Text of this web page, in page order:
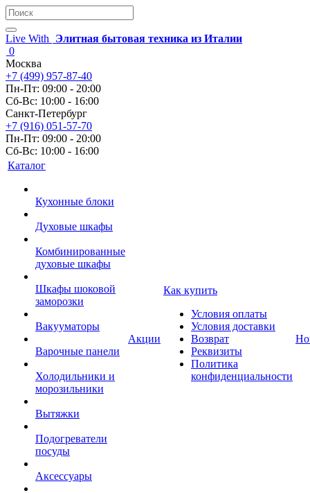
Live With
Элитная бытовая техника из Италии
0
Москва
+7 (499) 957-87-40
Пн-Пт: 09:00 - 20:00
Сб-Вс: 10:00 - 16:00
Санкт-Петербург
+7 (916) 051-57-70
Пн-Пт: 09:00 - 20:00
Сб-Вс: 10:00 - 16:00
Каталог
Кухонные блоки
Духовые шкафы
Комбинированные
духовые шкафы
Шкафы шоковой
заморозки
Вакууматоры
Варочные панели
Холодильники и
морозильники
Вытяжки
Подогреватели
посуды
Аксессуары
Акции
Как купить
Условия оплаты
Условия доставки
Возврат
Реквизиты
Политика
конфиденциальности